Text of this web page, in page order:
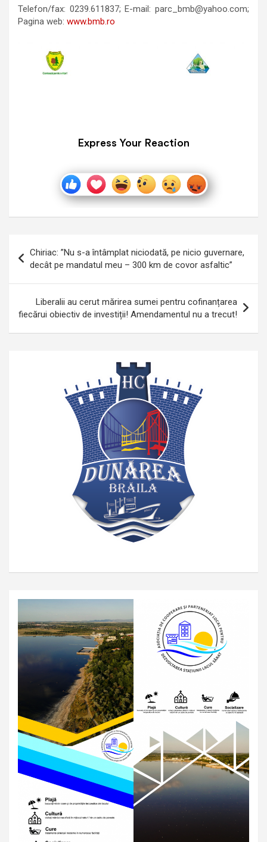
Telefon/fax: 0239.611837; E-mail: parc_bmb@yahoo.com;
Pagina web: www.bmb.ro
Express Your Reaction
în
articole
Chiriac: ”Nu s-a întâmplat niciodată, pe nicio guvernare,
decât pe mandatul meu – 300 km de covor asfaltic”
Liberalii au cerut mărirea sumei pentru cofinanțarea
fiecărui obiectiv de investiții! Amendamentul nu a trecut!